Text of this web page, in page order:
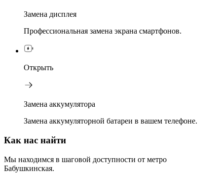
Замена дисплея
Профессиональная замена экрана смартфонов.
Открыть
Замена аккумулятора
Замена аккумуляторной батареи в вашем телефоне.
Как нас найти
Мы находимся в шаговой доступности от метро
Бабушкинская.